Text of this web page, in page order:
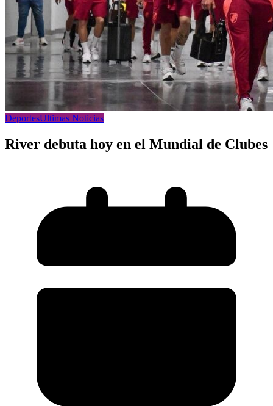
DeportesUltimas Noticias
River debuta hoy en el Mundial de Clubes